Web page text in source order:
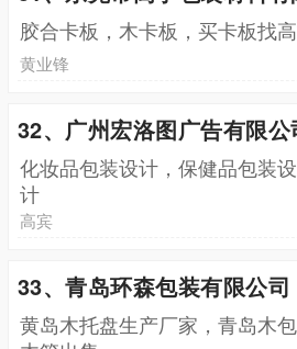
胶合卡板，木卡板，买卡板找
黄业锋
32、广州宏洛图广告有限公
化妆品包装设计，保健品包装
计
高宾
33、青岛环森包装有限公司
黄岛木托盘生产厂家，青岛木